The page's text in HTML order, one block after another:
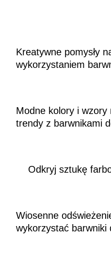
Kreatywne pomysły
wykorzystaniem
Modne kolory i
trendy z barwnikami
Odkryj sztukę
Wiosenne
wykorzystać barwniki